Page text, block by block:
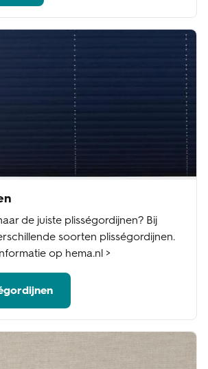
de juiste plisségordijnen? Bij
soorten plisségordijnen.
op hema.nl >